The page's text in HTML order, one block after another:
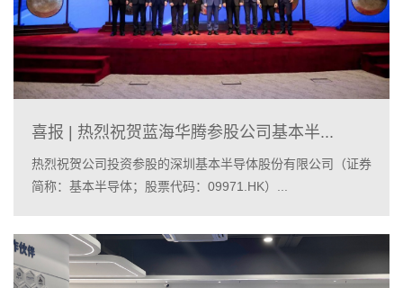
喜报 | 热烈祝贺蓝海华腾参股公司基本半...
热烈祝贺公司投资参股的深圳基本半导体股份有限公司（证券
简称：基本半导体；股票代码：09971.HK）...